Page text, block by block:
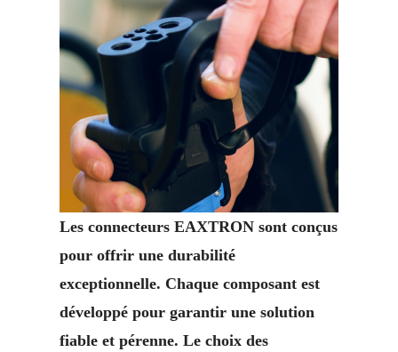
Les connecteurs EAXTRON sont conçus
pour offrir une durabilité
exceptionnelle. Chaque composant est
développé pour garantir une solution
fiable et pérenne. Le choix des